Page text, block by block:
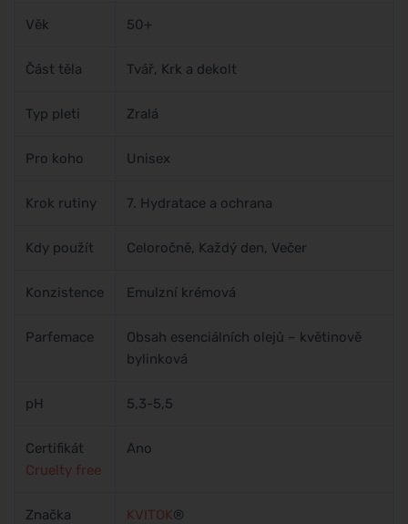
Věk 50+
Část těla Tvář, Krk a dekolt
Typ pleti Zralá
Pro koho Unisex
Krok rutiny 7. Hydratace a ochrana
Kdy použít Celoročně, Každý den, Večer
Konzistence Emulzní krémová
Parfemace
Obsah esenciálních olejů – květinově
bylinková
pH 5,3-5,5
Certifikát
Cruelty free
Ano
Značka KVITOK®